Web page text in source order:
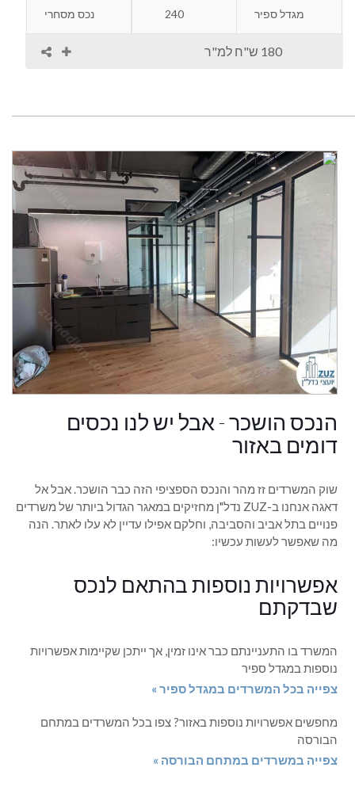
מגדל ספיר 240 נכס מסחרי
180 ש"ח למ"ר
הנכס הושכר - אבל יש לנו נכסים
דומים באזור
שוק המשרדים זז מהר והנכס הספציפי הזה כבר הושכר. אבל אל
דאגה אנחנו ב-ZUZ נדל"ן מחזיקים במאגר הגדול ביותר של משרדים
פנויים בתל אביב והסביבה, וחלקם אפילו עדיין לא עלו לאתר. הנה
מה שאפשר לעשות עכשיו:
אפשרויות נוספות בהתאם לנכס
שבדקתם
המשרד בו התעניינתם כבר אינו זמין, אך ייתכן שקיימות אפשרויות
נוספות במגדל ספיר
צפייה בכל המשרדים במגדל ספיר »
מחפשים אפשרויות נוספות באזור? צפו בכל המשרדים במתחם
הבורסה
צפייה במשרדים במתחם הבורסה »